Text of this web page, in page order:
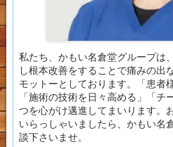
私たち、かもい名倉堂グループは
し根本改善をすることで痛みの出
モットーとしております。「患者
「施術の技術を日々高める」「チ
つを心がけ邁進してまいります。
いらっしゃいましたら、かもい名
談下さいませ。